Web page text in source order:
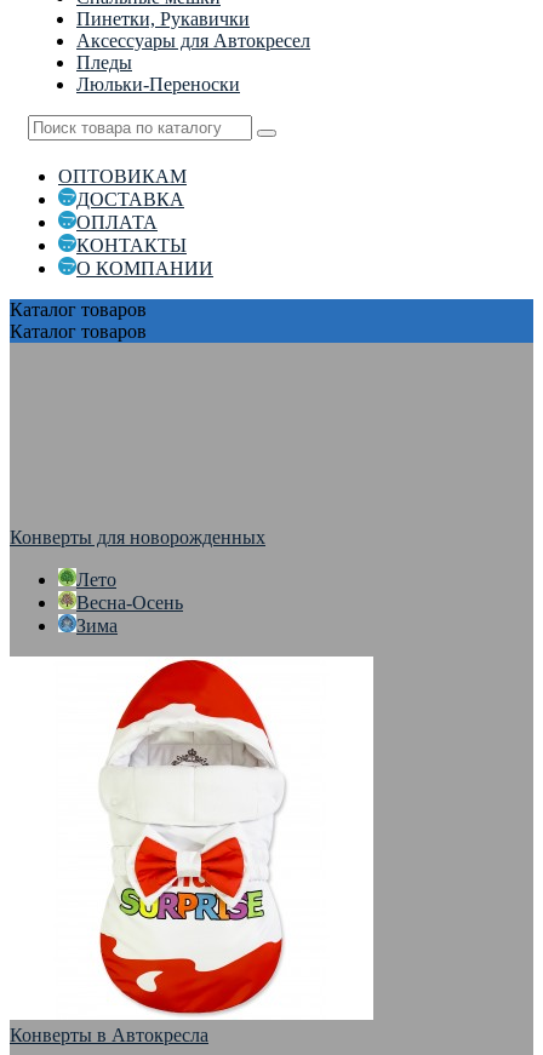
Пинетки, Рукавички
Аксессуары для Автокресел
Пледы
Люльки-Переноски
ОПТОВИКАМ
ДОСТАВКА
ОПЛАТА
КОНТАКТЫ
О КОМПАНИИ
Каталог товаров
Каталог товаров
Конверты для новорожденных
Лето
Весна-Осень
Зима
Конверты в Автокресла